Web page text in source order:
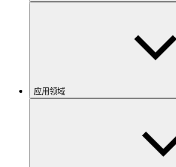
应用领域